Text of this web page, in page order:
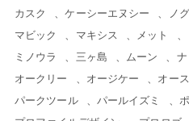
カスク
ケーシーエヌシー ノグ
マビック
マキシス メット
ミノウラ
三ヶ島 ムーン
オークリー
オージケー オー
パークツール
パールイズミ